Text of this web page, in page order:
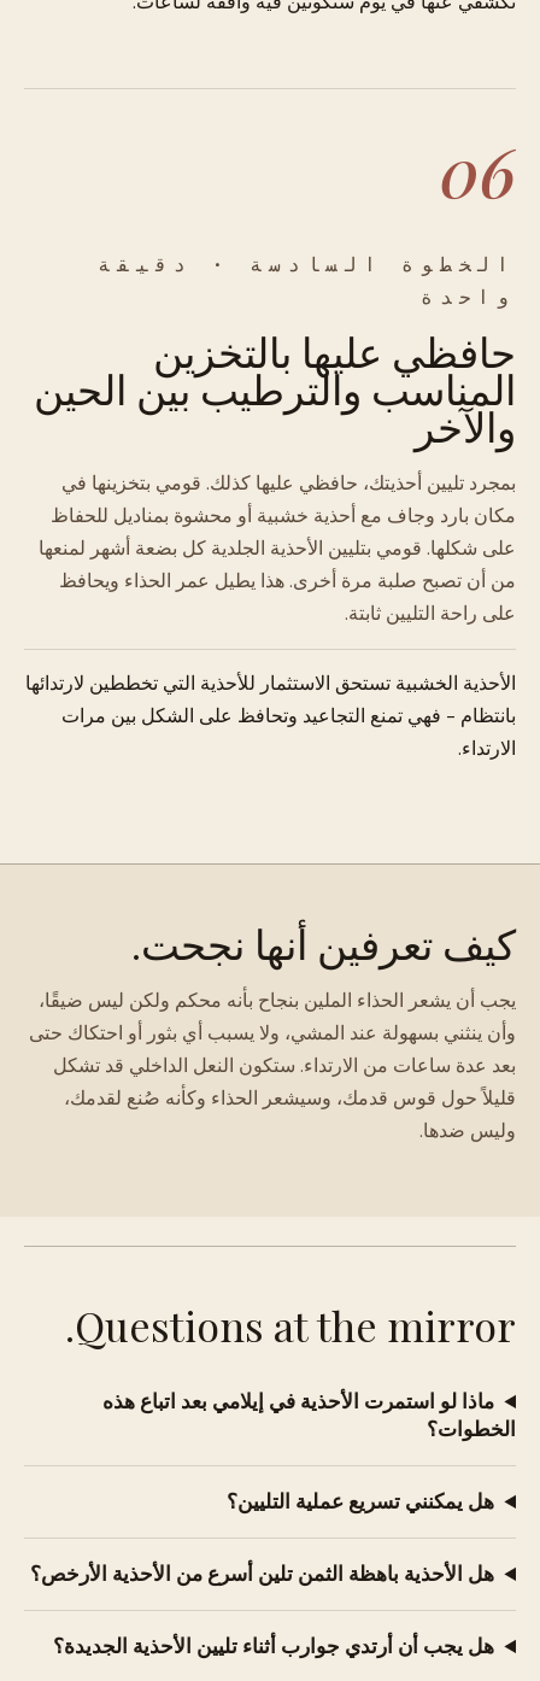
06
الخطوة السادسة · دقيقة
واحدة
حافظي عليها بالتخزين
المناسب والترطيب بين الحين
والآخر
بمجرد تليين أحذيتك، حافظي عليها كذلك. قومي بتخزينها في
مكان بارد وجاف مع أحذية خشبية أو محشوة بمناديل للحفاظ
على شكلها. قومي بتليين الأحذية الجلدية كل بضعة أشهر لمنعها
من أن تصبح صلبة مرة أخرى. هذا يطيل عمر الحذاء ويحافظ
على راحة التليين ثابتة.
الأحذية الخشبية تستحق الاستثمار للأحذية التي تخططين لارتدائها
بانتظام - فهي تمنع التجاعيد وتحافظ على الشكل بين مرات
الارتداء.
كيف تعرفين أنها نجحت.
يجب أن يشعر الحذاء الملين بنجاح بأنه محكم ولكن ليس ضيقًا،
وأن ينثني بسهولة عند المشي، ولا يسبب أي بثور أو احتكاك حتى
بعد عدة ساعات من الارتداء. ستكون النعل الداخلي قد تشكل
قليلاً حول قوس قدمك، وسيشعر الحذاء وكأنه صُنع لقدمك،
وليس ضدها.
Questions at the mirror.
ماذا لو استمرت الأحذية في إيلامي بعد اتباع هذه
الخطوات؟
هل يمكنني تسريع عملية التليين؟
هل الأحذية باهظة الثمن تلين أسرع من الأحذية الأرخص؟
هل يجب أن أرتدي جوارب أثناء تليين الأحذية الجديدة؟